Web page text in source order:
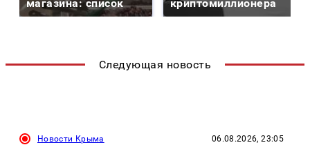
магазина: список
криптомиллионера
Следующая новость
Новости Крыма 06.08.2026, 23:05